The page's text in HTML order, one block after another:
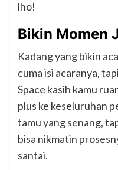
lho!
Bikin Momen
Kadang yang bikin
cuma isi acaranya,
Space kasih kamu
plus ke keseluruhan
tamu yang senang,
bisa nikmatin
santai.